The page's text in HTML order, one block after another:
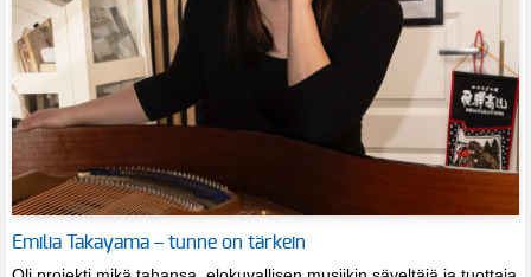
Emilia Takayama – tunne on tärkein